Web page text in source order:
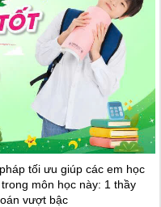
tối ưu giúp các em học
môn học này: 1 thầy
vượt bậc